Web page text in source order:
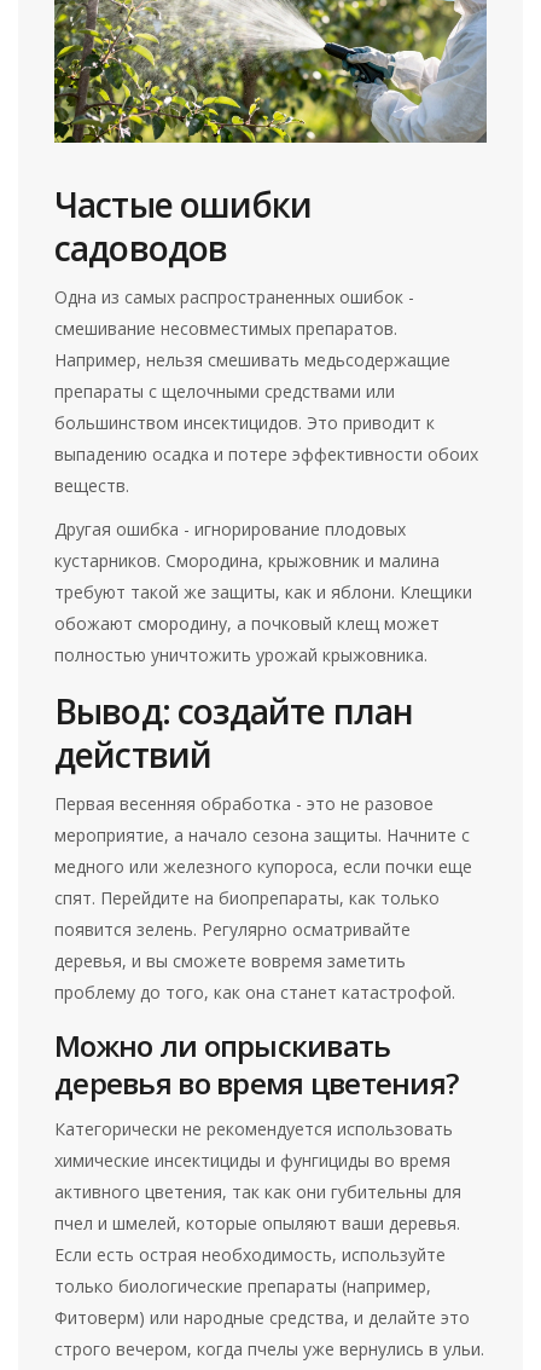
Частые ошибки
садоводов
Одна из самых распространенных ошибок -
смешивание несовместимых препаратов.
Например, нельзя смешивать медьсодержащие
препараты с щелочными средствами или
большинством инсектицидов. Это приводит к
выпадению осадка и потере эффективности обоих
веществ.
Другая ошибка - игнорирование плодовых
кустарников. Смородина, крыжовник и малина
требуют такой же защиты, как и яблони. Клещики
обожают смородину, а почковый клещ может
полностью уничтожить урожай крыжовника.
Вывод: создайте план
действий
Первая весенняя обработка - это не разовое
мероприятие, а начало сезона защиты. Начните с
медного или железного купороса, если почки еще
спят. Перейдите на биопрепараты, как только
появится зелень. Регулярно осматривайте
деревья, и вы сможете вовремя заметить
проблему до того, как она станет катастрофой.
Можно ли опрыскивать
деревья во время цветения?
Категорически не рекомендуется использовать
химические инсектициды и фунгициды во время
активного цветения, так как они губительны для
пчел и шмелей, которые опыляют ваши деревья.
Если есть острая необходимость, используйте
только биологические препараты (например,
Фитоверм) или народные средства, и делайте это
строго вечером, когда пчелы уже вернулись в ульи.